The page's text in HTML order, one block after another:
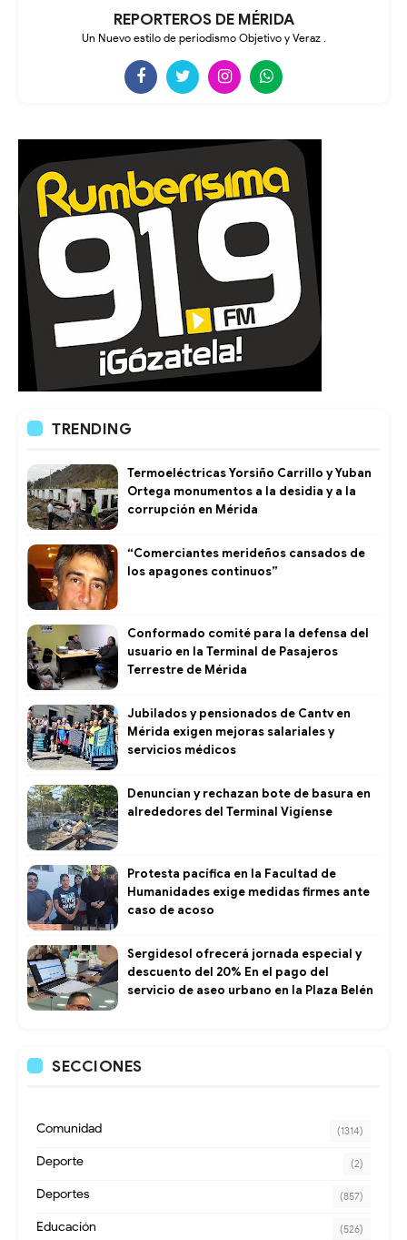
REPORTEROS DE MÉRIDA
Un Nuevo estilo de periodismo Objetivo y Veraz .
TRENDING
Termoeléctricas Yorsiño Carrillo y Yuban
Ortega monumentos a la desidia y a la
corrupción en Mérida
“Comerciantes merideños cansados de
los apagones continuos”
Conformado comité para la defensa del
usuario en la Terminal de Pasajeros
Terrestre de Mérida
Jubilados y pensionados de Cantv en
Mérida exigen mejoras salariales y
servicios médicos
Denuncian y rechazan bote de basura en
alrededores del Terminal Vigíense
Protesta pacífica en la Facultad de
Humanidades exige medidas firmes ante
caso de acoso
Sergidesol ofrecerá jornada especial y
descuento del 20% En el pago del
servicio de aseo urbano en la Plaza Belén
SECCIONES
Comunidad (1314)
Deporte (2)
Deportes (857)
Educación (526)